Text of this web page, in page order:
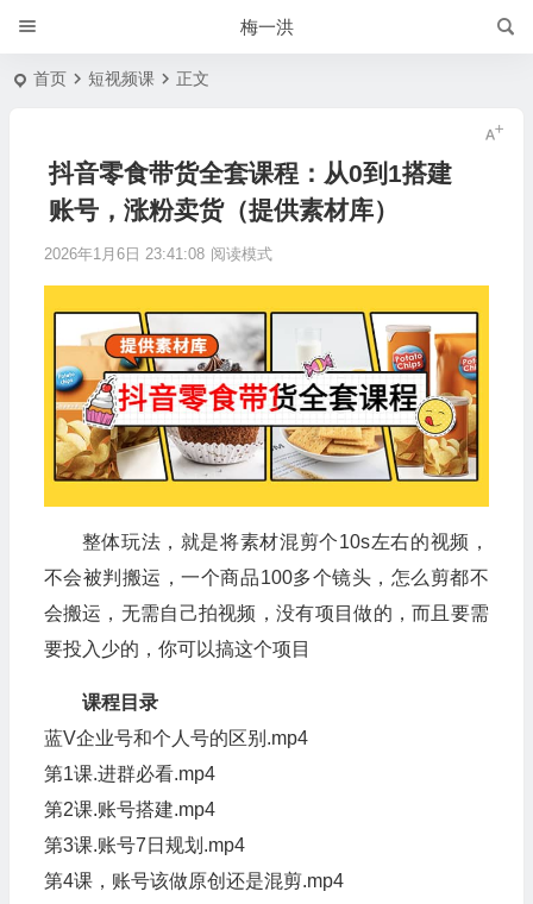
梅一洪
首页 短视频课 正文
抖音零食带货全套课程：从0到1搭建
账号，涨粉卖货（提供素材库）
2026年1月6日 23:41:08 阅读模式
整体玩法，就是将素材混剪个10s左右的视频，
不会被判搬运，一个商品100多个镜头，怎么剪都不
会搬运，无需自己拍视频，没有项目做的，而且要需
要投入少的，你可以搞这个项目
课程目录
蓝V企业号和个人号的区别.mp4
第1课.进群必看.mp4
第2课.账号搭建.mp4
第3课.账号7日规划.mp4
第4课，账号该做原创还是混剪.mp4